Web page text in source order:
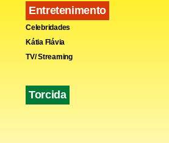
Entretenimento
Celebridades
Kátia Flávia
TV/ Streaming
Torcida